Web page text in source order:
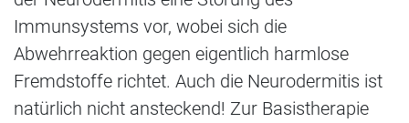
Immunsystems vor, wobei sich die
Abwehrreaktion gegen eigentlich harmlose
Fremdstoffe richtet. Auch die Neurodermitis ist
natürlich nicht ansteckend! Zur Basistherapie